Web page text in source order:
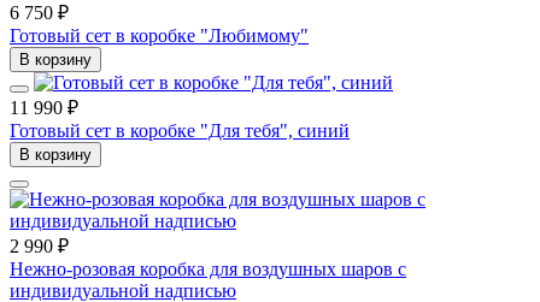
6 750 ₽
Готовый сет в коробке "Любимому"
В корзину
11 990 ₽
Готовый сет в коробке "Для тебя", синий
В корзину
2 990 ₽
Нежно-розовая коробка для воздушных шаров с
индивидуальной надписью